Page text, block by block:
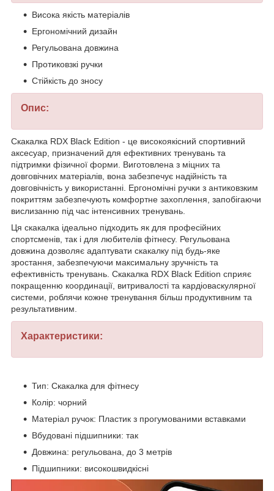
Висока якість матеріалів
Ергономічний дизайн
Регульована довжина
Протиковзкі ручки
Стійкість до зносу
Опис:
Скакалка RDX Black Edition - це високоякісний спортивний
аксесуар, призначений для ефективних тренувань та
підтримки фізичної форми. Виготовлена з міцних та
довговічних матеріалів, вона забезпечує надійність та
довговічність у використанні. Ергономічні ручки з антиковзким
покриттям забезпечують комфортне захоплення, запобігаючи
вислизанню під час інтенсивних тренувань.
Ця скакалка ідеально підходить як для професійних
спортсменів, так і для любителів фітнесу. Регульована
довжина дозволяє адаптувати скакалку під будь-яке
зростання, забезпечуючи максимальну зручність та
ефективність тренувань. Скакалка RDX Black Edition сприяє
покращенню координації, витривалості та кардіоваскулярної
системи, роблячи кожне тренування більш продуктивним та
результативним.
Характеристики:
Тип: Скакалка для фітнесу
Колір: чорний
Матеріал ручок: Пластик з прогумованими вставками
Вбудовані підшипники: так
Довжина: регульована, до 3 метрів
Підшипники: високошвидкісні